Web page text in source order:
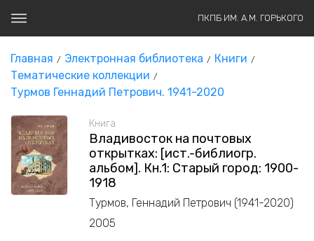
ПКПБ ИМ. А.М. ГОРЬКОГО
Главная Электронная библиотека
Книги
Тематические коллекции
Турмов Геннадий Петрович. 1941-2020
Книга
Владивосток на почтовых
открытках: [ист.-библиогр.
альбом]. Кн.1: Старый город: 1900-
1918
Турмов, Геннадий Петрович (1941-2020)
2005